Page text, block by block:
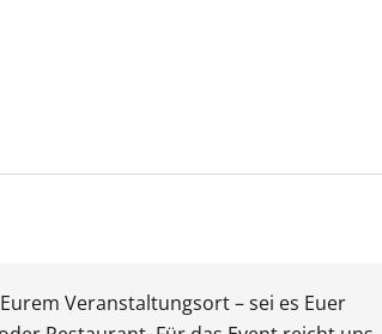
Veranstaltungsort – sei es Euer